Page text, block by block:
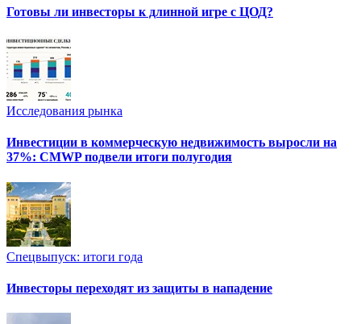
Готовы ли инвесторы к длинной игре с ЦОД?
Исследования рынка
Инвестиции в коммерческую недвижимость выросли на
37%: CMWP подвели итоги полугодия
Спецвыпуск: итоги года
Инвесторы переходят из защиты в нападение